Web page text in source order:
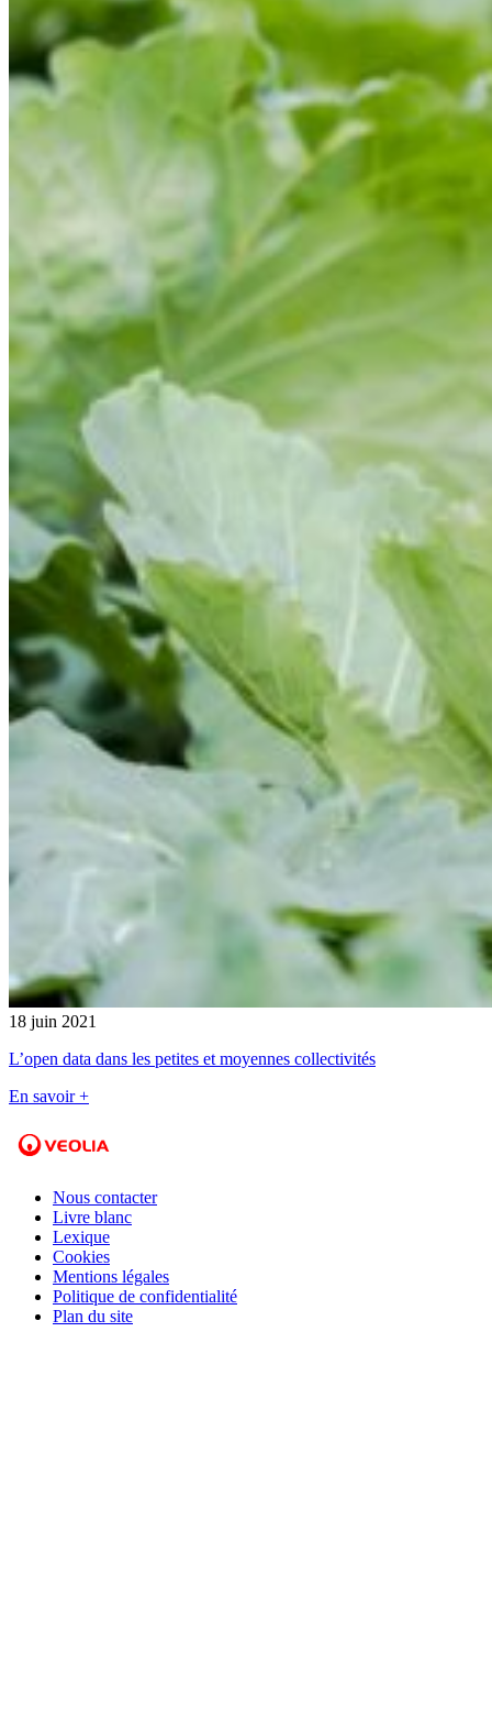
18 juin 2021
L’open data dans les petites et moyennes collectivités
En savoir +
Nous contacter
Livre blanc
Lexique
Cookies
Mentions légales
Politique de confidentialité
Plan du site